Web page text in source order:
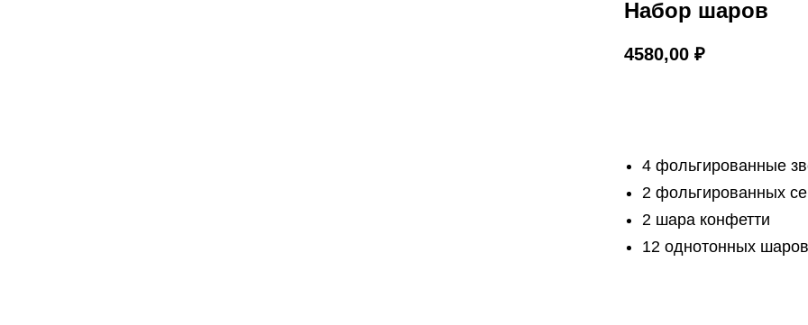
Набор шаров
4580,00 ₽
4 фольгированные
2 фольгированных
2 шара конфетти
12 однотонных шаров